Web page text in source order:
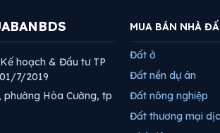
hoạch & Đầu tư TP
7/2019
phường Hòa Cường, tp
MUA BÁN NHÀ
Đất ở
Đất nền dự án
Đất nông nghiệp
Đất thương mại